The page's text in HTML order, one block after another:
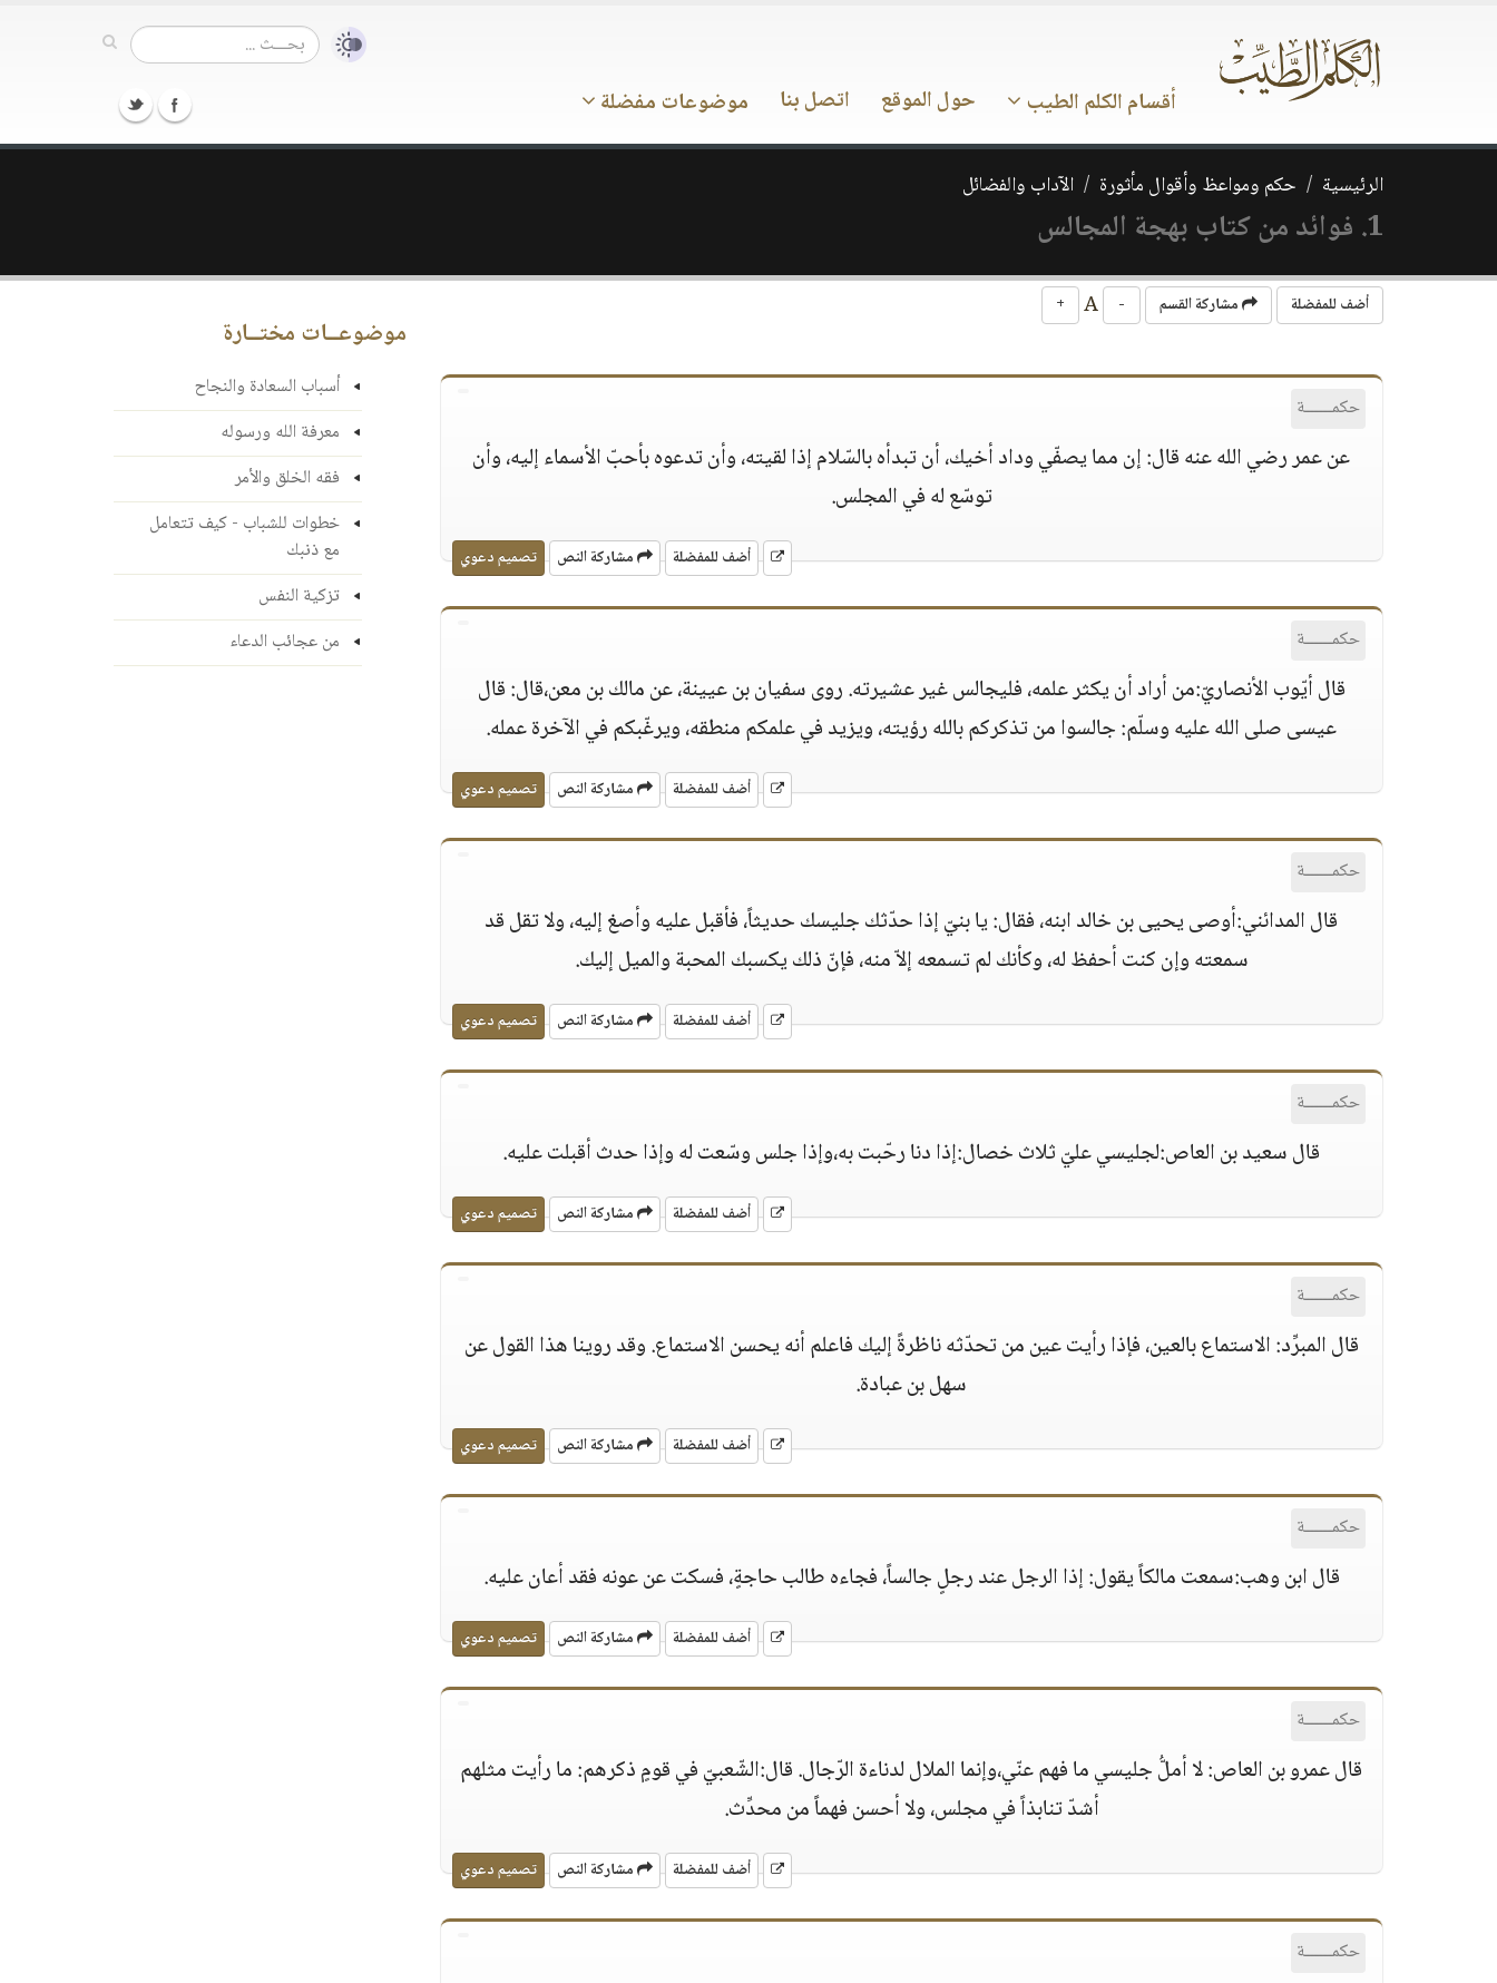
أقسام الكلم الطيب حول الموقع اتصل بنا موضوعات مفضلة
الرئيسية حكم ومواعظ وأقوال مأثورة الآداب والفضائل
1. فوائد من كتاب بهجة المجالس
أضف للمفضلة مشاركة القسم -
+
حكمــــــة
عن عمر رضي الله عنه قال: إن مما يصفّي وداد أخيك، أن تبدأه بالسّلام إذا لقيته، وأن تدعوه بأحبّ الأسماء إليه، وأن
توسّع له في المجلس.
أضف للمفضلة مشاركة النص تصميم دعوي
حكمــــــة
قال أيّوب الأنصاريّ:من أراد أن يكثر علمه، فليجالس غير عشيرته. روى سفيان بن عيينة، عن مالك بن معن،قال: قال
عيسى صلى الله عليه وسلّم: جالسوا من تذكركم بالله رؤيته، ويزيد في علمكم منطقه، ويرغّبكم في الآخرة عمله.
أضف للمفضلة مشاركة النص تصميم دعوي
حكمــــــة
قال المدائني:أوصى يحيى بن خالد ابنه، فقال: يا بنيّ إذا حدّثك جليسك حديثاً، فأقبل عليه وأصغ إليه، ولا تقل قد
سمعته وإن كنت أحفظ له، وكأنك لم تسمعه إلاّ منه، فإنّ ذلك يكسبك المحبة والميل إليك.
أضف للمفضلة مشاركة النص تصميم دعوي
حكمــــــة
قال سعيد بن العاص:لجليسي عليّ ثلاث خصال:إذا دنا رحّبت به،وإذا جلس وسّعت له وإذا حدث أقبلت عليه.
أضف للمفضلة مشاركة النص تصميم دعوي
حكمــــــة
قال المبرِّد: الاستماع بالعين، فإذا رأيت عين من تحدّثه ناظرةً إليك فاعلم أنه يحسن الاستماع. وقد روينا هذا القول عن
سهل بن عبادة.
أضف للمفضلة مشاركة النص تصميم دعوي
حكمــــــة
قال ابن وهب:سمعت مالكاً يقول: إذا الرجل عند رجلٍ جالساً، فجاءه طالب حاجةٍ، فسكت عن عونه فقد أعان عليه.
أضف للمفضلة مشاركة النص تصميم دعوي
حكمــــــة
قال عمرو بن العاص: لا أملُّ جليسي ما فهم عنّي،وإنما الملال لدناءة الرّجال. قال:الشّعبيّ في قومٍ ذكرهم: ما رأيت مثلهم
أشدّ تنابذاً في مجلس، ولا أحسن فهماً من محدِّث.
أضف للمفضلة مشاركة النص تصميم دعوي
حكمــــــة
موضوعــات مختــارة
أسباب السعادة والنجاح
معرفة الله ورسوله
فقه الخلق والأمر
خطوات للشباب - كيف تتعامل
مع ذنبك
تزكية النفس
من عجائب الدعاء